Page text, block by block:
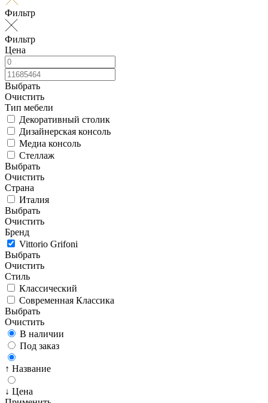
Фильтр
Фильтр
Цена
Выбрать
Очистить
Тип мебели
Декоративный столик
Дизайнерская консоль
Медиа консоль
Стеллаж
Выбрать
Очистить
Страна
Италия
Выбрать
Очистить
Бренд
Vittorio Grifoni
Выбрать
Очистить
Стиль
Классический
Современная Классика
Выбрать
Очистить
В наличии
Под заказ
↑ Название
↓ Цена